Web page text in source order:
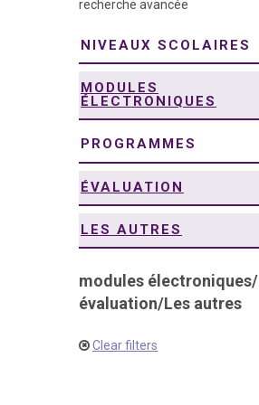
recherche avancée
NIVEAUX SCOLAIRES
MODULES
ÉLECTRONIQUES
PROGRAMMES
ÉVALUATION
LES AUTRES
modules électroniques/
évaluation/Les autres
Clear filters